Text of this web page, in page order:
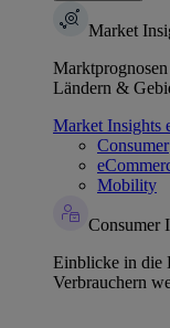
Market
Ländern &
Market Insights
Consumer
Mobility
Consumer
Einblicke in die
Verbrauchern